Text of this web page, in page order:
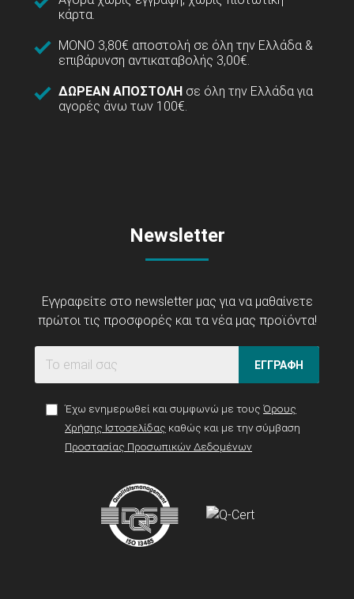
κάρτα.
ΜΟΝΟ 3,80€ αποστολή σε όλη την Ελλάδα &
επιβάρυνση αντικαταβολής 3,00€.
ΔΩΡΕΑΝ ΑΠΟΣΤΟΛΗ σε όλη την Ελλάδα για
αγορές άνω των 100€.
Newsletter
Εγγραφείτε στο newsletter μας για να μαθαίνετε
πρώτοι τις προσφορές και τα νέα μας προϊόντα!
ΕΓΓΡΑΦΗ
Έχω ενημερωθεί και συμφωνώ με τους Όρους
Χρήσης Ιστοσελίδας καθώς και με την σύμβαση
Προστασίας Προσωπικών Δεδομένων